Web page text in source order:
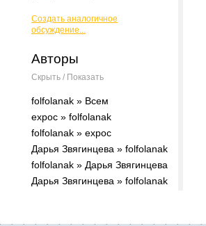
Создать аналогичное
обсуждение...
Авторы
Скрыть / Показать
folfolanak » Всем
expoc » folfolanak
folfolanak » expoc
Дарья Звягинцева » folfolanak
folfolanak » Дарья Звягинцева
Дарья Звягинцева » folfolanak